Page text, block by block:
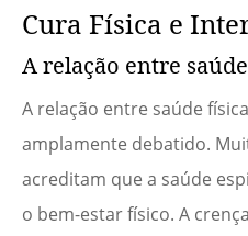
Cura Física e
A relação entre
A relação entre saúde
amplamente debatido.
acreditam que a saúde
o bem-estar físico. A